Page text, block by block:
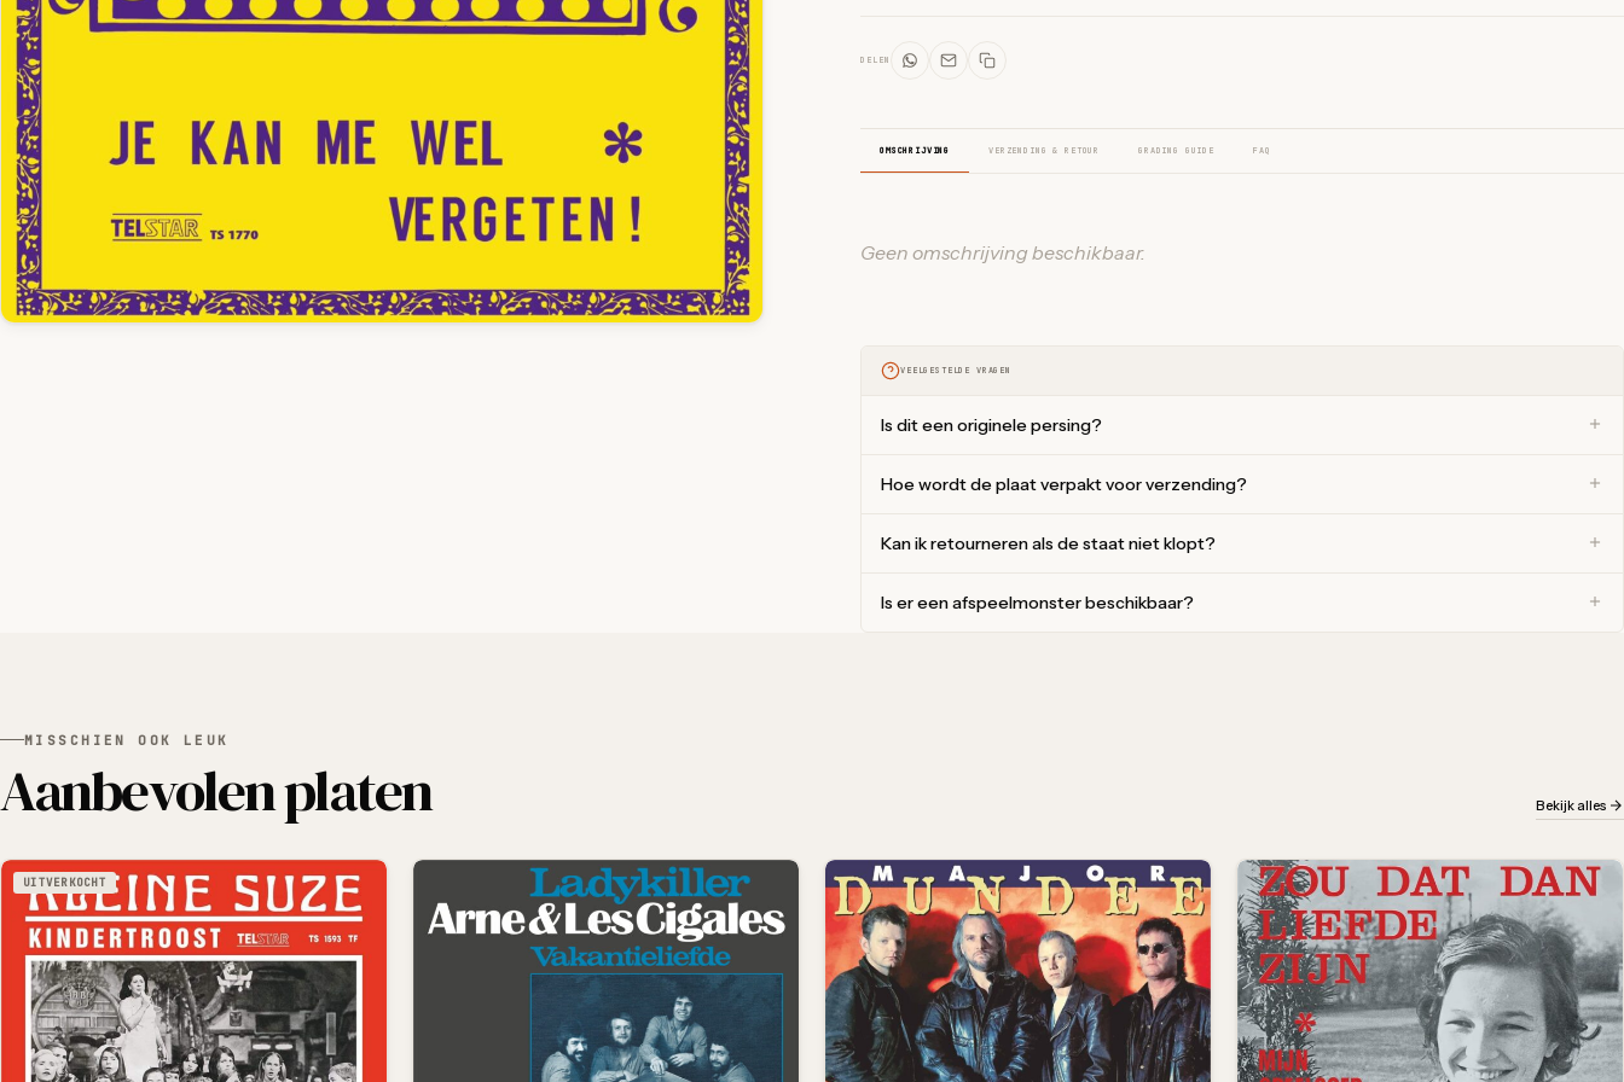
DELEN
OMSCHRIJVING VERZENDING & RETOUR GRADING GUIDE FAQ
Geen omschrijving beschikbaar.
VEELGESTELDE VRAGEN
Is dit een originele persing?
Hoe wordt de plaat verpakt voor verzending?
Kan ik retourneren als de staat niet klopt?
Is er een afspeelmonster beschikbaar?
MISSCHIEN OOK LEUK
Aanbevolen platen Bekijk alles
UITVERKOCHT